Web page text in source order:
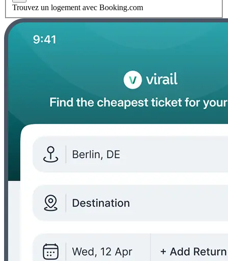
Trouvez un logement avec Booking.com